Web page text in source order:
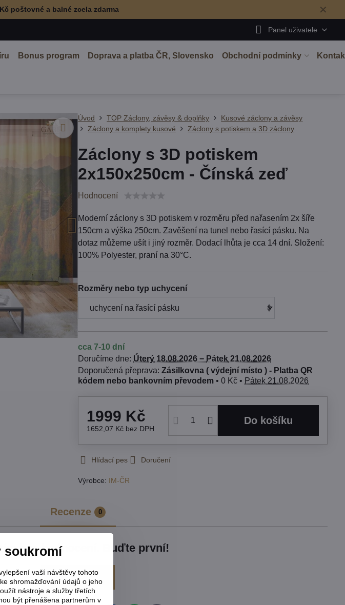
✕
poštovné a balné zcela zdarma
Panel uživatele
Bonus program Doprava a platba ČR, Slovensko Obchodní podmínky
Úvod TOP Záclony, závěsy & doplňky
Kusové záclony a závěsy
Záclony a komplety kusové
Záclony s potiskem a 3D záclony
Záclony s 3D potiskem
2x150x250cm - Čínská zeď
Hodnocení
Moderní záclony s 3D potiskem v rozměru před nařasením 2x šíře
150cm a výška 250cm. Zavěšení na tunel nebo řasící pásku. Na
dotaz můžeme ušít i jiný rozměr. Dodací lhůta je cca 14 dní. Složení:
100% Polyester, praní na 30°C.
Rozměry nebo typ uchycení
cca 7-10 dní
Doručíme dne: Úterý 18.08.2026 − Pátek 21.08.2026
Zásilkovna ( výdejní místo ) - Platba QR
kódem nebo bankovním převodem •0 Kč • Pátek 21.08.2026
1999 Kč
1652,07 Kč bez DPH
Do košíku
Hlídací pes Doručení
Výrobce: IM-ČR
Recenze 0
bez hodnocení. Buďte první!
Přidat recenzi
soukromí
vaší návštěvy tohoto
shromažďování údajů o jeho
nástroje a služby třetích
být přenášena partnerům v